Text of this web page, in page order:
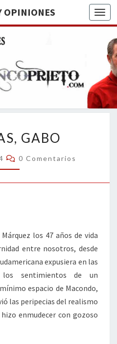
OPINIONES
DE
BREVE
RECORRIDO
VITAL Y
ACTUALIDAD
GABOGABO
Comentarios
0 Comentarios
los 47 años de vida
entre nosotros, desde
expusiera en las
los sentimientos de un
espacio de Macondo,
las peripecias del realismo
enmudecer con gozoso